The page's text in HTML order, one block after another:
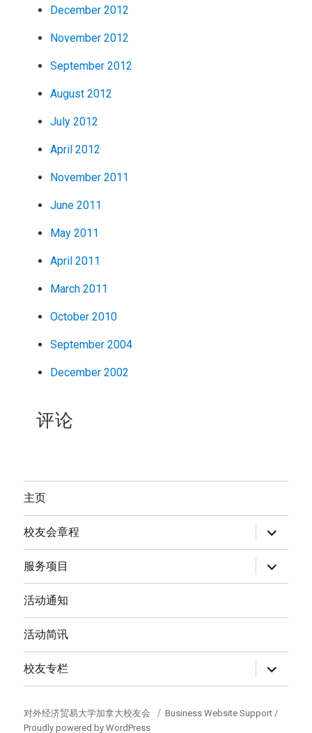
December 2012
November 2012
September 2012
August 2012
July 2012
April 2012
November 2011
June 2011
May 2011
April 2011
March 2011
October 2010
September 2004
December 2002
评论
主页
校友会章程
expand
child
menu
服务项目
expand
child
menu
活动通知
活动简讯
校友专栏
expand
child
menu
对外经济贸易大学加拿大校友会
Business Website Support /
Proudly powered by WordPress